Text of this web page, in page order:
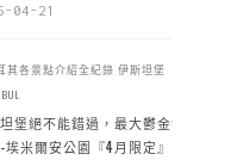
04-21
各景點介紹全紀錄 伊斯坦堡
堡絕不能錯過，最大鬱金香
埃米爾安公園『4月限定』